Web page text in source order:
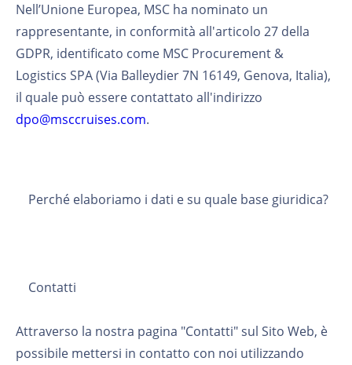
Nell’Unione Europea, MSC ha nominato un
rappresentante, in conformità all'articolo 27 della
GDPR, identificato come MSC Procurement &
Logistics SPA (Via Balleydier 7N 16149, Genova, Italia),
il quale può essere contattato all'indirizzo
dpo@msccruises.com.
Perché elaboriamo i dati e su quale base giuridica?
Contatti
Attraverso la nostra pagina "Contatti" sul Sito Web, è
possibile mettersi in contatto con noi utilizzando